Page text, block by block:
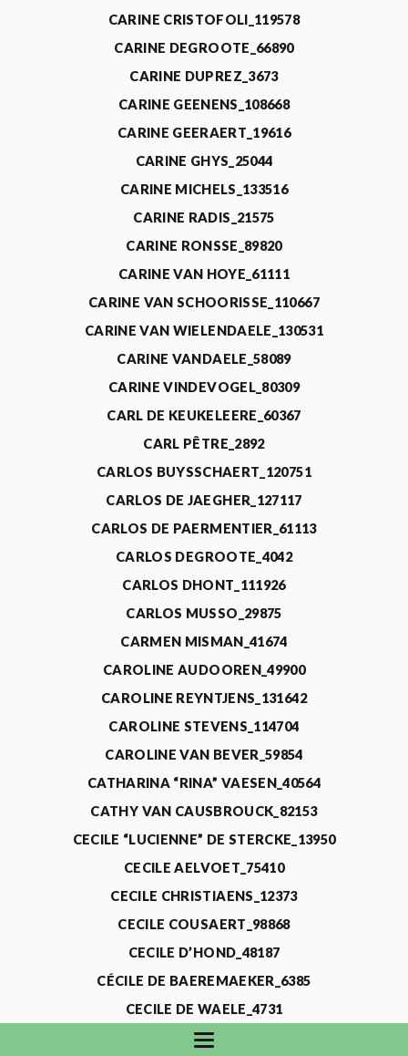
CARINE CRISTOFOLI_119578
CARINE DEGROOTE_66890
CARINE DUPREZ_3673
CARINE GEENENS_108668
CARINE GEERAERT_19616
CARINE GHYS_25044
CARINE MICHELS_133516
CARINE RADIS_21575
CARINE RONSSE_89820
CARINE VAN HOYE_61111
CARINE VAN SCHOORISSE_110667
CARINE VAN WIELENDAELE_130531
CARINE VANDAELE_58089
CARINE VINDEVOGEL_80309
CARL DE KEUKELEERE_60367
CARL PÊTRE_2892
CARLOS BUYSSCHAERT_120751
CARLOS DE JAEGHER_127117
CARLOS DE PAERMENTIER_61113
CARLOS DEGROOTE_4042
CARLOS DHONT_111926
CARLOS MUSSO_29875
CARMEN MISMAN_41674
CAROLINE AUDOOREN_49900
CAROLINE REYNTJENS_131642
CAROLINE STEVENS_114704
CAROLINE VAN BEVER_59854
CATHARINA “RINA” VAESEN_40564
CATHY VAN CAUSBROUCK_82153
CECILE “LUCIENNE” DE STERCKE_13950
CECILE AELVOET_75410
CECILE CHRISTIAENS_12373
CECILE COUSAERT_98868
CECILE D’HOND_48187
CÉCILE DE BAEREMAEKER_6385
CECILE DE WAELE_4731
CECILE DEVOS_115318